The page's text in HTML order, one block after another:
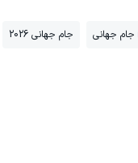
جام جهانی جام جهانی 2026